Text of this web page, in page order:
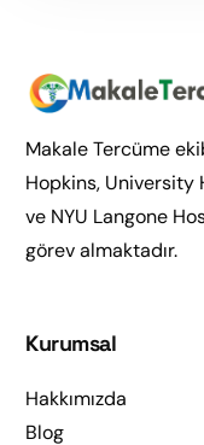
Makale Tercüme
Hopkins,
ve NYU Langone
görev almaktadır.
Kurumsal
Hakkımızda
Blog